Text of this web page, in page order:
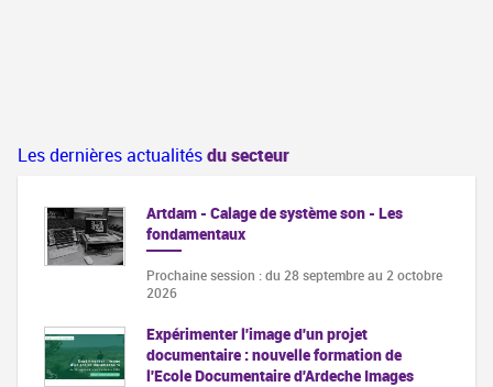
Les dernières actualitésdu secteur
Artdam - Calage de système son - Les
fondamentaux
Prochaine session : du 28 septembre au 2 octobre
2026
Expérimenter l'image d'un projet
documentaire : nouvelle formation de
l'Ecole Documentaire d'Ardeche Images